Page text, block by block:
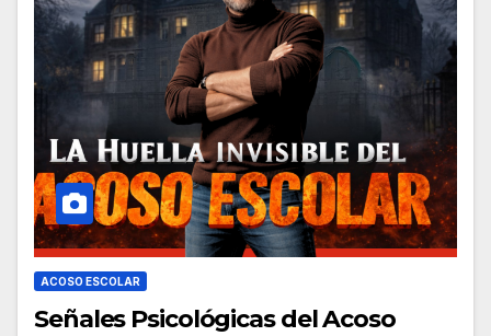
ACOSO ESCOLAR
Señales Psicológicas del Acoso